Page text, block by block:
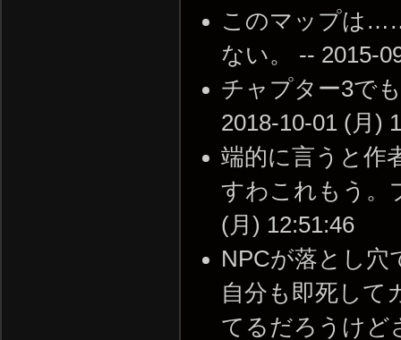
このマップは
ない。 -- 2015-
チャプター3で
2018-10-01 (月)
端的に言うと作
すわこれもう。
(月) 12:51:46
NPCが落とし穴
自分も即死して
てるだろうけど